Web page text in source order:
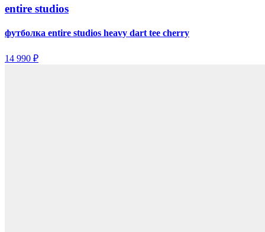
entire studios
футболка entire studios heavy dart tee cherry
14 990 ₽